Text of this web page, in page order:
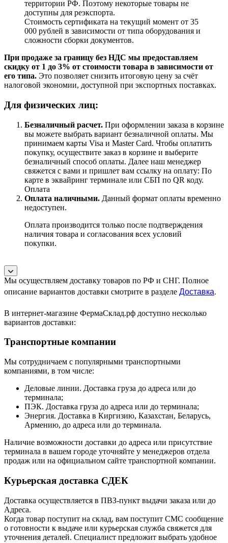
территории РФ. Поэтому некоторые товары не
доступны для реэкспорта.
Стоимость сертификата на текущий момент от 35
000 рублей в зависимости от типа оборудования и
сложности сборки документов.
При продаже за границу без НДС мы предоставляем
скидку от 1 до 3% от стоимости товара в зависимости от
его типа. Это позволяет снизить итоговую цену за счёт
налоговой экономии, доступной при экспортных поставках.
Для физических лиц:
Безналичный расчет. При оформлении заказа в корзине
вы можете выбрать вариант безналичной оплаты. Мы
принимаем карты Visa и Master Card. Чтобы оплатить
покупку, осуществите заказ в корзине и выберите
безналичный способ оплаты. Далее наш менеджер
свяжется с вами и пришлет вам ссылку на оплату: По
карте в эквайринг терминале или СБП по QR коду.
Оплата
Оплата наличными. Данный формат оплаты временно
недоступен.
Оплата производится только после подтверждения
наличия товара и согласования всех условий
покупки.
Мы осуществляем доставку товаров по РФ и СНГ. Полное
описание вариантов доставки смотрите в разделе Доставка.
В интернет-магазине ФермаСклад.рф доступно несколько
вариантов доставки:
Транспортные компании
Мы сотрудничаем с популярными транспортными
компаниями, в том числе:
Деловые линии. Доставка груза до адреса или до
терминала;
ПЭК. Доставка груза до адреса или до терминала;
Энергия. Доставка в Киргизию, Казахстан, Беларусь,
Армению, до адреса или до терминала.
Наличие возможности доставки до адреса или присутствие
терминала в вашем городе уточняйте у менеджеров отдела
продаж или на официальном сайте транспортной компании.
Курьерская доставка СДЕК
Доставка осуществляется в ПВЗ-пункт выдачи заказа или до
Адреса.
Когда товар поступит на склад, вам поступит СМС сообщение
о готовности к выдаче или курьерская служба свяжется для
уточнения деталей. Специалист предложит выбрать удобное